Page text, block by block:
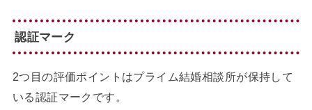
認証マーク
2つ目の評価ポイントはプライム結婚相談所が保持して
いる認証マークです。